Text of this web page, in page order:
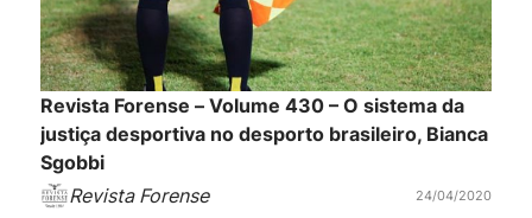
Revista Forense – Volume 430 – O sistema da
justiça desportiva no desporto brasileiro, Bianca
Sgobbi
Revista Forense
24/04/2020